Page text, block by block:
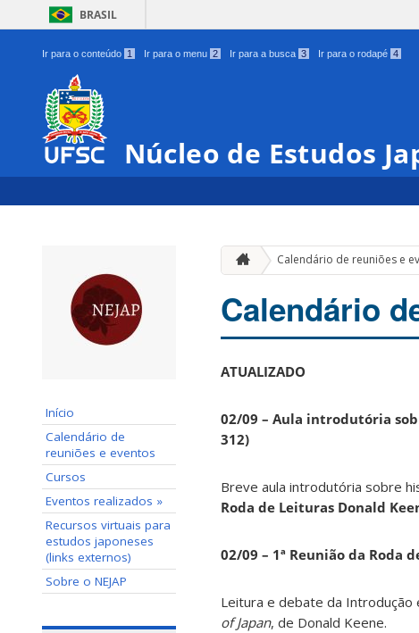
BRASIL
Ir para o conteúdo 1 Ir para o menu 2 Ir para a busca 3 Ir para o rodapé 4
Núcleo de Estudos
Início
Calendário de
reuniões e eventos
Cursos
Eventos realizados »
Recursos virtuais para
estudos japoneses
(links externos)
Sobre o NEJAP
Calendário de reuniões e
Calendário
ATUALIZADO
02/09 – Aula introdutória
312)
Breve aula introdutória sobre
Roda de Leituras Donald
02/09 – 1ª Reunião da Roda
Leitura e debate da Introdução
of Japan, de Donald Keene.